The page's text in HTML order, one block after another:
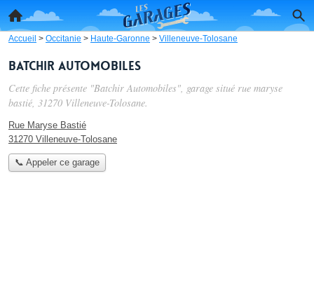
Accueil > Occitanie > Haute-Garonne > Villeneuve-Tolosane
Batchir Automobiles
Cette fiche présente "Batchir Automobiles", garage situé rue maryse
bastié, 31270 Villeneuve-Tolosane.
Rue Maryse Bastié
31270 Villeneuve-Tolosane
📞 Appeler ce garage